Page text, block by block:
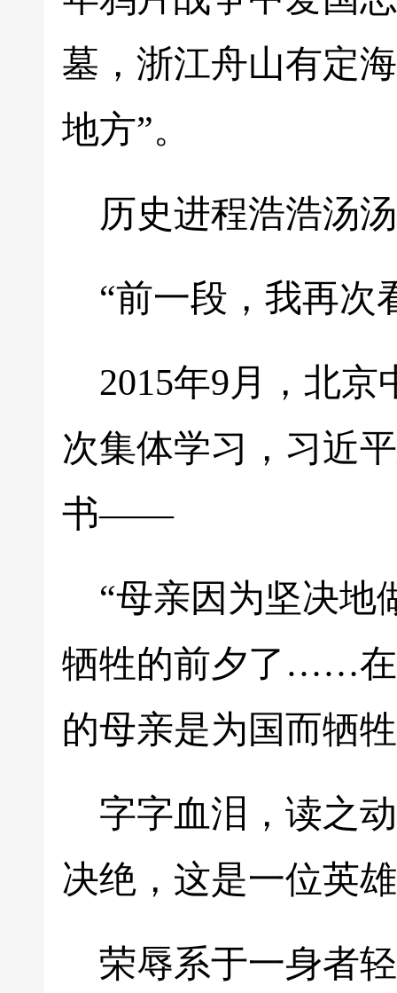
墓，浙江舟山有定
地方”。
历史进程浩浩汤
“前一段，我再次
2015年9月，北
次集体学习，习近
书——
“母亲因为坚决地
牺牲的前夕了……在
的母亲是为国而牺
字字血泪，读之
决绝，这是一位英
荣辱系于一身者